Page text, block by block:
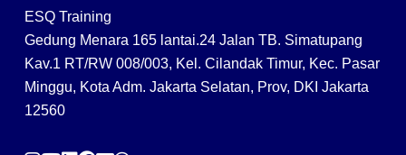
ESQ Training
Gedung Menara 165 lantai.24 Jalan TB. Simatupang
Kav.1 RT/RW 008/003, Kel. Cilandak Timur, Kec. Pasar
Minggu, Kota Adm. Jakarta Selatan, Prov, DKI Jakarta
12560